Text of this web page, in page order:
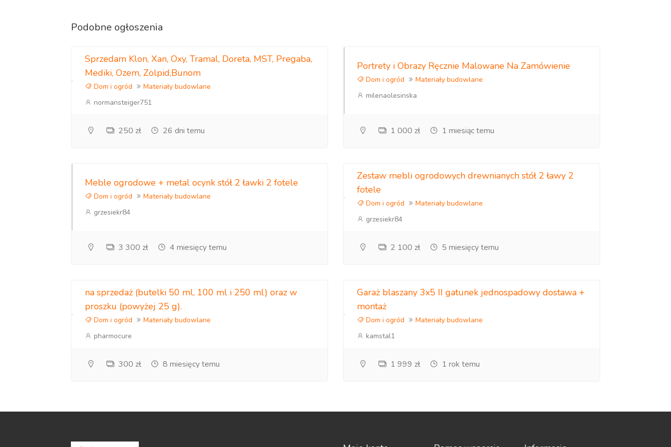
Podobne ogłoszenia
Sprzedam Klon, Xan, Oxy, Tramal, Doreta, MST, Pregaba,
Mediki, Ozem, Zolpid,Bunom
Dom i ogród
Materiały budowlane
normansteiger751
250 zł 26 dni temu
Portrety i Obrazy Ręcznie Malowane Na Zamówienie
Dom i ogród
Materiały budowlane
milenaolesinska
1 000 zł 1 miesiąc temu
Meble ogrodowe + metal ocynk stół 2 ławki 2 fotele
Dom i ogród
Materiały budowlane
grzesiekr84
3 300 zł 4 miesięcy temu
Zestaw mebli ogrodowych drewnianych stół 2 ławy 2
fotele
Dom i ogród
Materiały budowlane
grzesiekr84
2 100 zł 5 miesięcy temu
na sprzedaż (butelki 50 ml, 100 ml i 250 ml) oraz w
proszku (powyżej 25 g).
Dom i ogród
Materiały budowlane
pharmocure
300 zł 8 miesięcy temu
Garaż blaszany 3x5 II gatunek jednospadowy dostawa +
montaż
Dom i ogród
Materiały budowlane
kamstal1
1 999 zł 1 rok temu